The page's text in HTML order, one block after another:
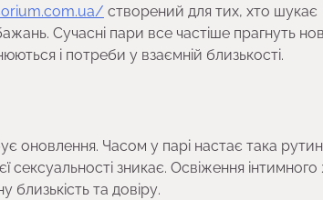
створений для тих, хто шукає
Сучасні пари все частіше прагнуть
і потреби у взаємній близькості.
оновлення. Часом у парі настає така
сексуальності зникає. Освіження
близькість та довіру.